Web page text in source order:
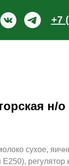
+7
н/
сухое,
регулятор